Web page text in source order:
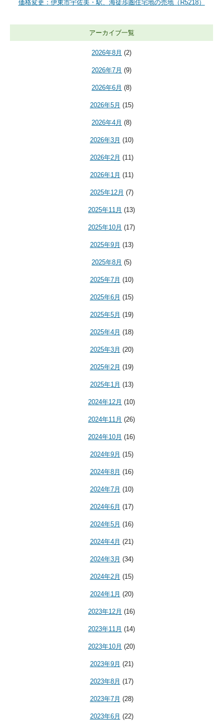
価格変更：伊東市宇佐美・駅、海徒歩圏住宅地の売地（R5218）
アーカイブ一覧
2026年8月 (2)
2026年7月 (9)
2026年6月 (8)
2026年5月 (15)
2026年4月 (8)
2026年3月 (10)
2026年2月 (11)
2026年1月 (11)
2025年12月 (7)
2025年11月 (13)
2025年10月 (17)
2025年9月 (13)
2025年8月 (5)
2025年7月 (10)
2025年6月 (15)
2025年5月 (19)
2025年4月 (18)
2025年3月 (20)
2025年2月 (19)
2025年1月 (13)
2024年12月 (10)
2024年11月 (26)
2024年10月 (16)
2024年9月 (15)
2024年8月 (16)
2024年7月 (10)
2024年6月 (17)
2024年5月 (16)
2024年4月 (21)
2024年3月 (34)
2024年2月 (15)
2024年1月 (20)
2023年12月 (16)
2023年11月 (14)
2023年10月 (20)
2023年9月 (21)
2023年8月 (17)
2023年7月 (28)
2023年6月 (22)